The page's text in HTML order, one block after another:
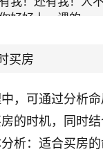
，流年遇财库逢
买房
，可通过分析
的时机，同时
析：适合买房
好好上一课的。
我也是每年找老
师3年了，都是缘
北
，这两年，生意屡